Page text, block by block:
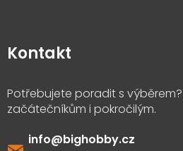
Kontakt
info@bighobby.cz